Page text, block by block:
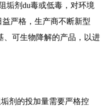
垢剂 du毒或低毒，对环境
益严格，生产商不断新型
、可生物降解的产品，以进
剂的投加量需要严格控